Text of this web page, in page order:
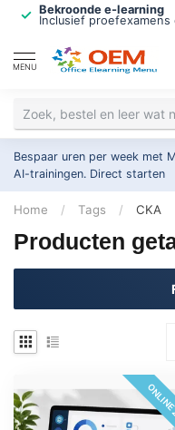
Bekroonde e-learning
Inclusief
MENU
Bespaar uren per week met
AI-trainingen. Direct starten
Home / Tags / CKA
Producten